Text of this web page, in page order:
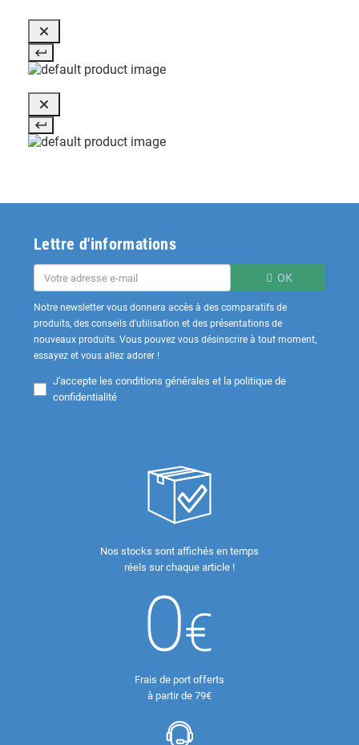
Lettre d'informations
OK
Notre newsletter vous donnera accès à des comparatifs de
produits, des conseils d'utilisation et des présentations de
nouveaux produits. Vous pouvez vous désinscrire à tout moment,
essayez et vous allez adorer !
J'accepte les conditions générales et la politique de
confidentialité
Nos stocks sont affichés en temps
réels sur chaque article !
Frais de port offerts
à partir de 79€